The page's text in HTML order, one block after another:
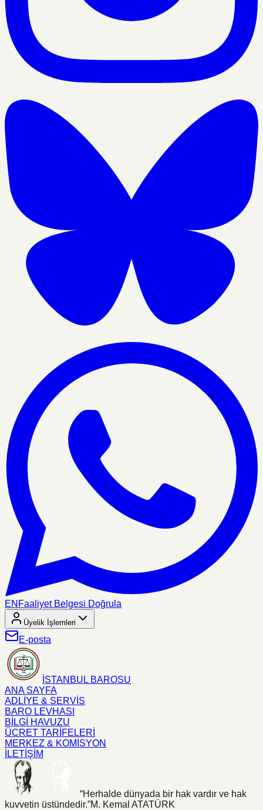
EN Faaliyet Belgesi Doğrula
Üyelik İşlemleri
E-posta
İSTANBUL BAROSU
ANA SAYFA
ADLİYE & SERVİS
BARO LEVHASI
BİLGİ HAVUZU
ÜCRET TARİFELERİ
MERKEZ & KOMİSYON
İLETİŞİM
“Herhalde dünyada bir hak vardır ve hak
kuvvetin üstündedir.”M. Kemal ATATÜRK